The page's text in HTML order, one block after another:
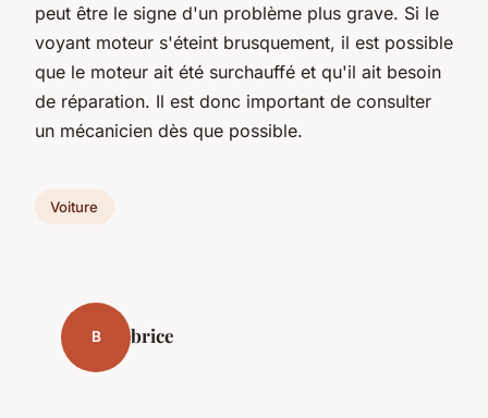
peut être le signe d'un problème plus grave. Si le
voyant moteur s'éteint brusquement, il est possible
que le moteur ait été surchauffé et qu'il ait besoin
de réparation. Il est donc important de consulter
un mécanicien dès que possible.
Voiture
B brice